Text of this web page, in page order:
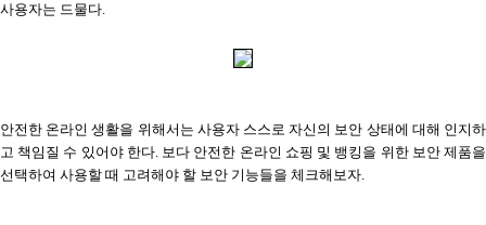
사용자는 드물다.
안전한 온라인 생활을 위해서는 사용자 스스로 자신의 보안 상태에 대해 인지하
고 책임질 수 있어야 한다. 보다 안전한 온라인 쇼핑 및 뱅킹을 위한 보안 제품을
선택하여 사용할 때 고려해야 할 보안 기능들을 체크해보자.